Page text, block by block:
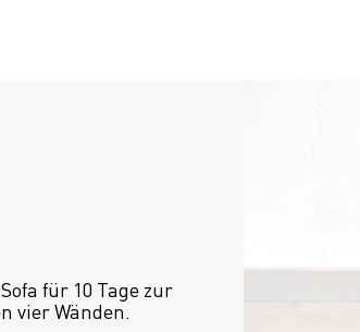
für 10 Tage zur
vier Wänden.